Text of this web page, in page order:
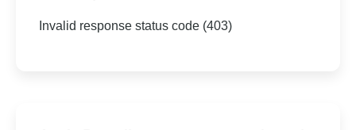
Invalid response status code (403)